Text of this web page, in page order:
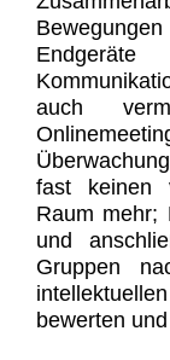
auch
fast keinen
Raum mehr;
und
Gruppen
bewerten